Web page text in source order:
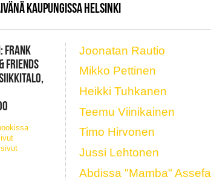
KAUPUNGISSA HELSINKI
FRANK
FRIENDS
Joonatan Rautio
Mikko Pettinen
Heikki Tuhkanen
Teemu Viinikainen
Timo Hirvonen
Jussi Lehtonen
Abdissa "Mamba" Assefa